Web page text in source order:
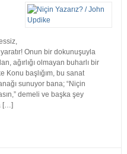
Onun bir dokunuşuyla
ağırlığı olmayan buharlı bir
Konu başlığım, bu sanat
sunuyor bana; “Niçin
demeli ve başka şey
[…]